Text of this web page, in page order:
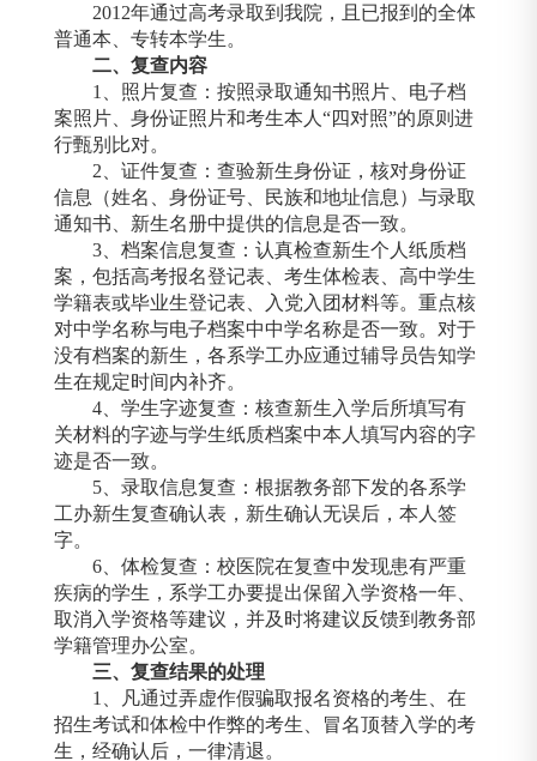
2012年通过高考录取到我院，且已报到的全体
普通本、专转本学生。
二、复查内容
1
、照片复查：按照录取通知书照片、电子档
案照片、身份证照片和考生本人“四对照”的原则进
行甄别比对。
2 、证件复查：查验新生身份证，核对身份证
信息（姓名、身份证号、民族和地址信息）与录取
通知书、新生名册中提供的信息是否一致。
3 、档案信息复查：认真检查新生个人纸质档
案，包括高考报名登记表、考生体检表、高中学生
学籍表或毕业生登记表、入党入团材料等。重点核
对中学名称与电子档案中中学名称是否一致。对于
没有档案的新生，各系学工办应通过辅导员告知学
生在规定时间内补齐。
4 、学生字迹复查：核查新生入学后所填写有
关材料的字迹与学生纸质档案中本人填写内容的字
迹是否一致。
5 、录取信息复查：根据教务部下发的各系学
工办新生复查确认表，新生确认无误后，本人签
字。
6 、体检复查：校医院在复查中发现患有严重
疾病的学生，系学工办要提出保留入学资格一年、
取消入学资格等建议，并及时将建议反馈到教务部
学籍管理办公室。
三、复查结果的处理
1
、凡通过弄虚作假骗取报名资格的考生、在
招生考试和体检中作弊的考生、冒名顶替入学的考
生，经确认后，一律清退。